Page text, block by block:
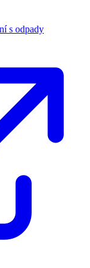
s odpady